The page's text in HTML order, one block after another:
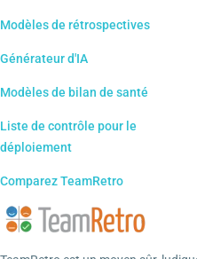
Modèles de rétrospectives
Générateur d'IA
Modèles de bilan de santé
Liste de contrôle pour le
déploiement
Comparez TeamRetro